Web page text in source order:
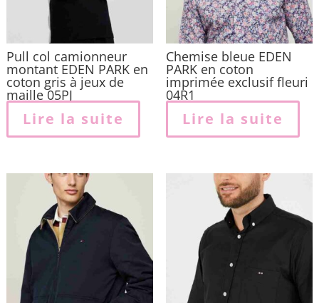
Pull col camionneur
montant EDEN PARK en
coton gris à jeux de
maille 05PJ
Lire la suite
Chemise bleue EDEN
PARK en coton
imprimée exclusif fleuri
04R1
Lire la suite